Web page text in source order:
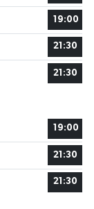
19:00
21:30
21:30
19:00
21:30
21:30